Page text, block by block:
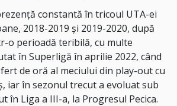
constantă în tricoul UTA-ei
2018-2019 și 2019-2020, după
o perioadă teribilă, cu multe
în Superligă în aprilie 2022, când
de oră al meciului din play-out cu
iar în sezonul trecut a evoluat sub
în Liga a III-a, la Progresul Pecica.